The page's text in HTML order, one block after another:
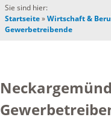
Sie sind hier:
Startseite»Wirtschaft &
Gewerbetreibende